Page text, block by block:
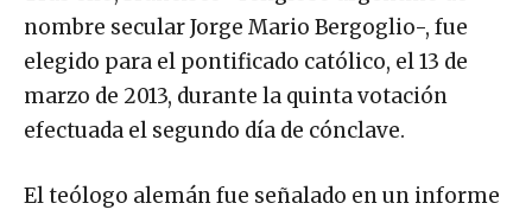
nombre secular Jorge Mario Bergoglio-, fue
elegido para el pontificado católico, el 13 de
marzo de 2013, durante la quinta votación
efectuada el segundo día de cónclave.
El teólogo alemán fue señalado en un informe